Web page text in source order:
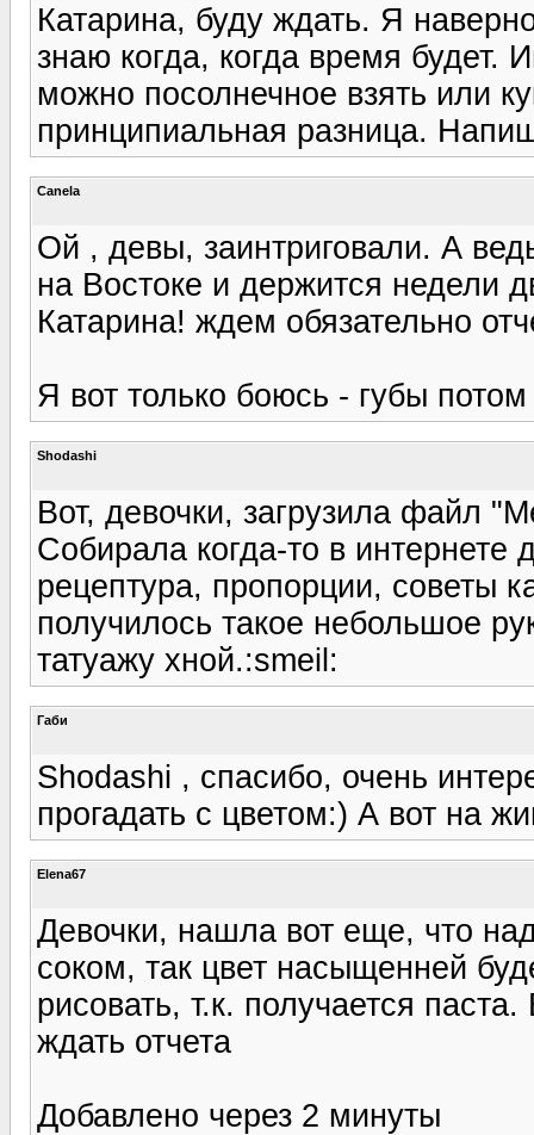
Катарина, буду ждать. Я
знаю когда, когда время будет.
можно посолнечное взять или
принципиальная разница.
Canela
Ой , девы, заинтриговали. А
на Востоке и держится недели
Катарина! ждем обязательно
Я вот только боюсь - губы
Shodashi
Вот, девочки, загрузила файл
Собирала когда-то в интернете
рецептура, пропорции, советы
получилось такое небольшое
татуажу хной.:smeil:
Габи
Shodashi , спасибо, очень
прогадать с цветом:) А вот на
Elena67
Девочки, нашла вот еще, что
соком, так цвет насыщенней
рисовать, т.к. получается
ждать отчета
Добавлено через 2 минуты